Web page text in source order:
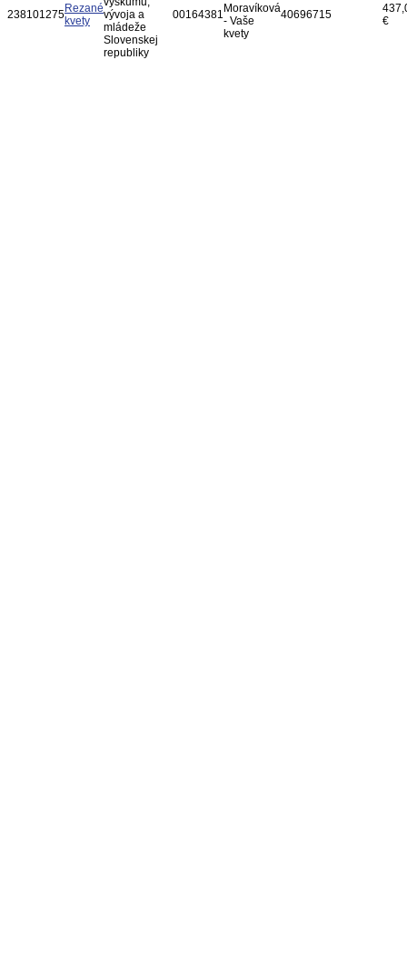
238101275Rezané
kvety
vývoja a
mládeže
Slovenskej
republiky
00164381 Moravíková
- Vaše
kvety
40696715
€